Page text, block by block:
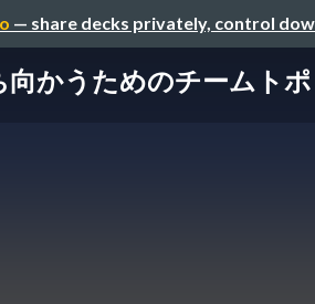
— share decks privately, control
向かうためのチームト